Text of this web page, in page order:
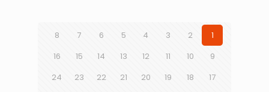
1
2
3
4
5
6
7
8
9
10
11
12
13
14
15
16
17
18
19
20
21
22
23
24